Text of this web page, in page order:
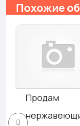
Похожие
Продам